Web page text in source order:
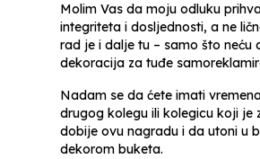
Molim Vas da moju odluku
integriteta i dosljednosti, a ne
rad je i dalje tu – samo što neću
dekoracija za tuđe
Nadam se da ćete imati
drugog kolegu ili kolegicu koji je
dobije ovu nagradu i da utoni u
dekorom buketa.